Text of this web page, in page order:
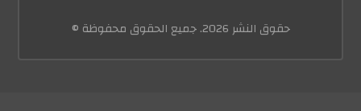
حقوق النشر 2026. جميع الحقوق محفوظة ©